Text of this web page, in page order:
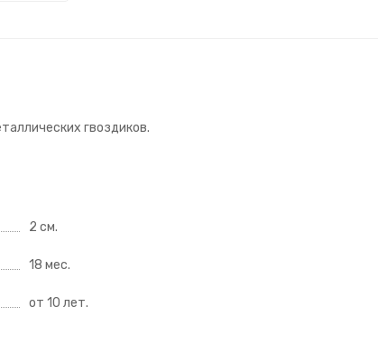
гвоздиков.
2 см.
18 мес.
от 10 лет.